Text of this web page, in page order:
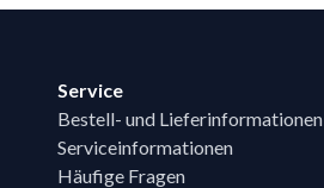
Service
Bestell- und Lieferinformationen
Serviceinformationen
Häufige Fragen